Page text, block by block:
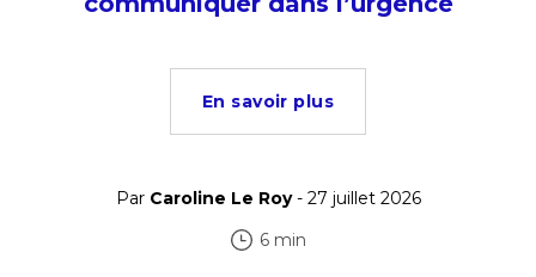
En savoir plus
Par Caroline Le Roy- 27 juillet 2026
6 min